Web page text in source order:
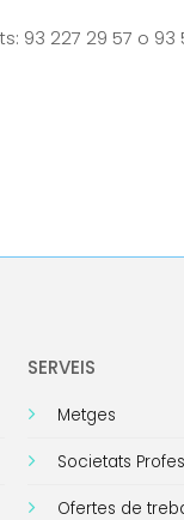
227 29 57 o 93
SERVEIS
Metges
Societats
Ofertes de